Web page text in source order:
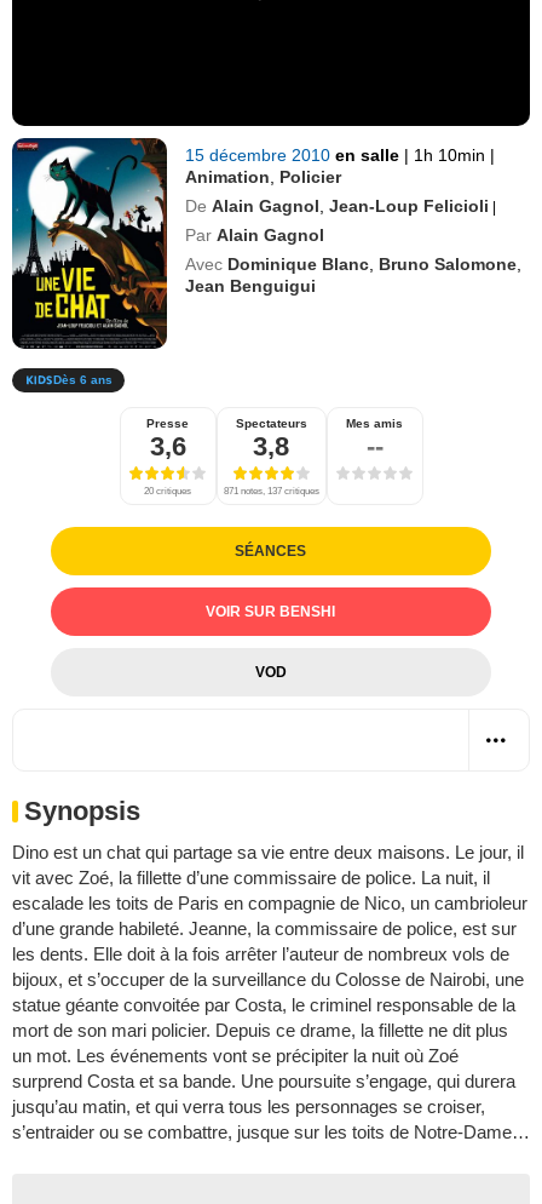
15 décembre 2010en salle | 1h 10min |
Animation
Policier
De Alain Gagnol ,Jean-Loup Felicioli |
Par Alain Gagnol
Avec Dominique Blanc Bruno Salomone
Jean Benguigui
Dès 6 ans
Presse
3,6
20 critiques
Spectateurs
3,8
871 notes, 137 critiques
Mes amis
--
SÉANCES
VOIR SUR BENSHI
VOD
Synopsis
Dino est un chat qui partage sa vie entre deux maisons. Le jour, il
vit avec Zoé, la fillette d’une commissaire de police. La nuit, il
escalade les toits de Paris en compagnie de Nico, un cambrioleur
d’une grande habileté. Jeanne, la commissaire de police, est sur
les dents. Elle doit à la fois arrêter l’auteur de nombreux vols de
bijoux, et s’occuper de la surveillance du Colosse de Nairobi, une
statue géante convoitée par Costa, le criminel responsable de la
mort de son mari policier. Depuis ce drame, la fillette ne dit plus
un mot. Les événements vont se précipiter la nuit où Zoé
surprend Costa et sa bande. Une poursuite s’engage, qui durera
jusqu’au matin, et qui verra tous les personnages se croiser,
s’entraider ou se combattre, jusque sur les toits de Notre-Dame…